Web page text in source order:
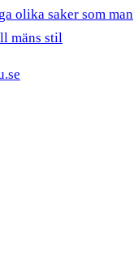
olika saker som man
mäns stil